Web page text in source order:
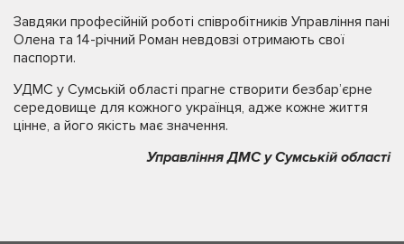
Завдяки професійній роботі співробітників Управління пані
Олена та 14-річний Роман невдовзі отримають свої
паспорти.
УДМС у Сумській області прагне створити безбар’єрне
середовище для кожного українця, адже кожне життя
цінне, а його якість має значення.
Управління ДМС у Сумській області